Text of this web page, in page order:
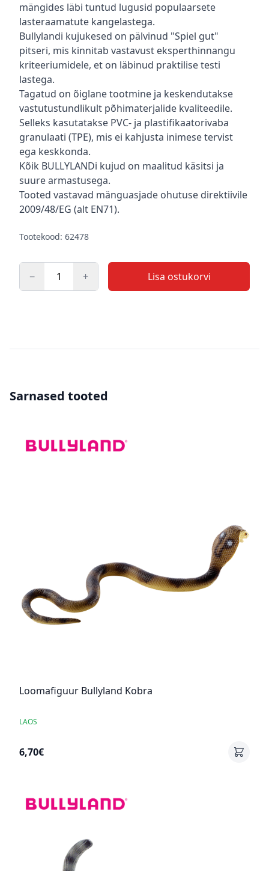
mängides läbi tuntud lugusid populaarsete
lasteraamatute kangelastega.
Bullylandi kujukesed on pälvinud "Spiel gut"
pitseri, mis kinnitab vastavust eksperthinnangu
kriteeriumidele, et on läbinud praktilise testi
lastega.
Tagatud on õiglane tootmine ja keskendutakse
vastutustundlikult põhimaterjalide kvaliteedile.
Selleks kasutatakse PVC- ja plastifikaatorivaba
granulaati (TPE), mis ei kahjusta inimese tervist
ega keskkonda.
Kõik BULLYLANDi kujud on maalitud käsitsi ja
suure armastusega.
Tooted vastavad mänguasjade ohutuse direktiivile
2009/48/EG (alt EN71).
Tootekood: 62478
− + Lisa ostukorvi
Sarnased tooted
Loomafiguur Bullyland Kobra
LAOS
6,70€